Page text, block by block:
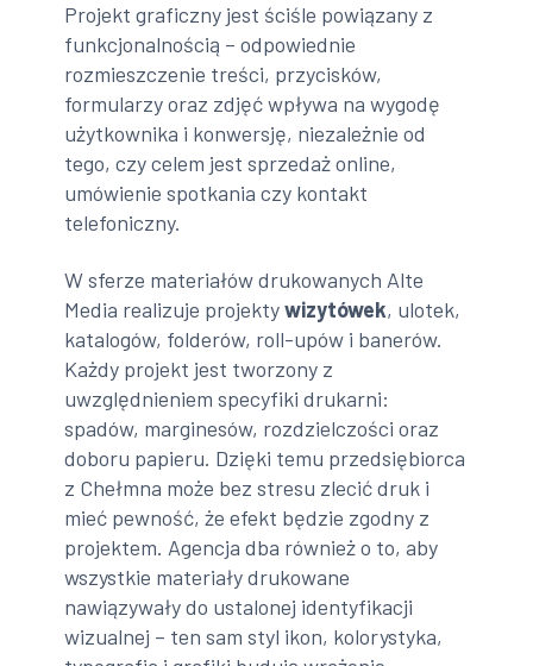
Projekt graficzny jest ściśle powiązany z
funkcjonalnością – odpowiednie
rozmieszczenie treści, przycisków,
formularzy oraz zdjęć wpływa na wygodę
użytkownika i konwersję, niezależnie od
tego, czy celem jest sprzedaż online,
umówienie spotkania czy kontakt
telefoniczny.
W sferze materiałów drukowanych Alte
Media realizuje projektywizytówek, ulotek,
katalogów, folderów, roll-upów i banerów.
Każdy projekt jest tworzony z
uwzględnieniem specyfiki drukarni:
spadów, marginesów, rozdzielczości oraz
doboru papieru. Dzięki temu przedsiębiorca
z Chełmna może bez stresu zlecić druk i
mieć pewność, że efekt będzie zgodny z
projektem. Agencja dba również o to, aby
wszystkie materiały drukowane
nawiązywały do ustalonej identyfikacji
wizualnej – ten sam styl ikon, kolorystyka,